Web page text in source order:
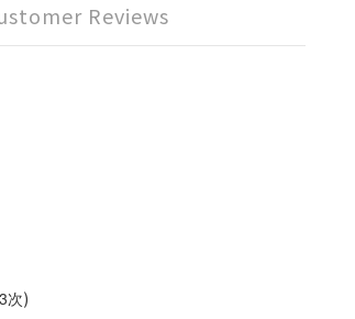
Reviews
次)